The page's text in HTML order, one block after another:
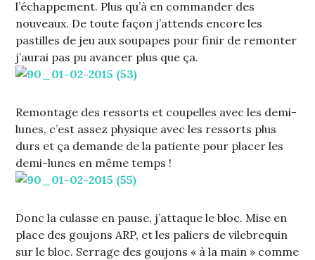
l’échappement. Plus qu’à en commander des
nouveaux. De toute façon j’attends encore les
pastilles de jeu aux soupapes pour finir de remonter
j’aurai pas pu avancer plus que ça.
Remontage des ressorts et coupelles avec les demi-
lunes, c’est assez physique avec les ressorts plus
durs et ça demande de la patiente pour placer les
demi-lunes en même temps !
Donc la culasse en pause, j’attaque le bloc. Mise en
place des goujons ARP, et les paliers de vilebrequin
sur le bloc. Serrage des goujons « à la main » comme